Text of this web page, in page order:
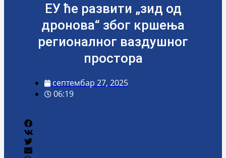
ЕУ ће развити „зид од
дронова“ због кршења
регионалног ваздушног
простора
септембар 27, 2025
06:19